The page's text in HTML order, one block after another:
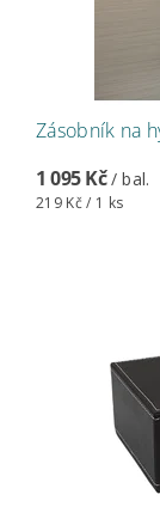
Zásobník na
1 095 Kč/ bal.
219 Kč / 1 ks